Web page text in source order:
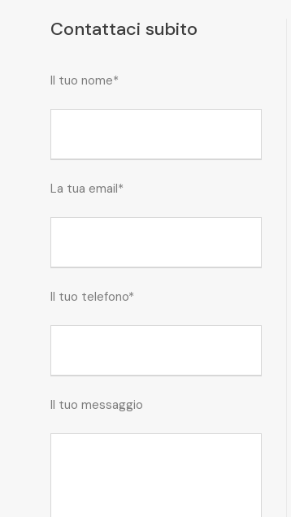
Contattaci subito
Il tuo nome*
La tua email*
Il tuo telefono*
Il tuo messaggio